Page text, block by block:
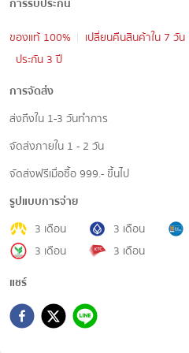
การรับประกัน
ของแท้ 100%
เปลี่ยนคืนสินค้าใน 7 วัน
ประกัน 3 ปี
การจัดส่ง
ส่งถึงใน 1-3 วันทำการ
จัดส่งภายใน 1 - 2 วัน
จัดส่งฟรีเมื่อซื้อ 999.- ขึ้นไป
รูปแบบการจ่าย
3 เดือน
3 เดือน
3 เดือน
3 เดือน
แชร์